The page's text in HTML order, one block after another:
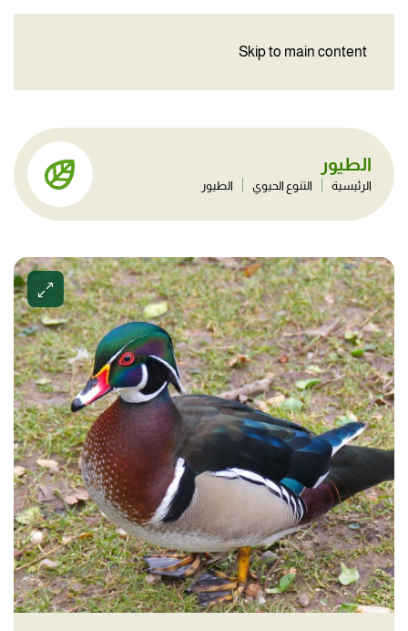
Skip to main content
الطيور
الرئيسية التنوع الحيوي الطيور